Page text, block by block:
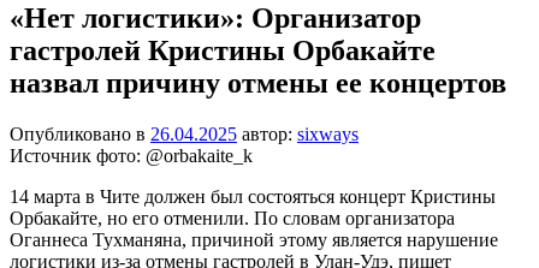
«Нет логистики»: Организатор
гастролей Кристины Орбакайте
назвал причину отмены ее концертов
Опубликовано в 26.04.2025 автор: sixways
Источник фото: @orbakaite_k
14 марта в Чите должен был состояться концерт Кристины
Орбакайте, но его отменили. По словам организатора
Оганнеса Тухманяна, причиной этому является нарушение
логистики из-за отмены гастролей в Улан-Удэ, пишет